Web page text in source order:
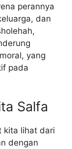
perannya
dan
yang
pada
Salfa
kita lihat dari
dengan